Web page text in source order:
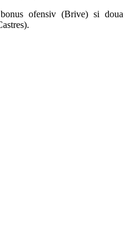
ofensiv (Brive) si doua